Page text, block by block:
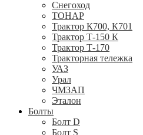
Снегоход
ТОНАР
Трактор К700, К701
Трактор Т-150 К
Трактор Т-170
Тракторная тележка
УАЗ
Урал
ЧМЗАП
Эталон
Болты
Болт D
Болт S